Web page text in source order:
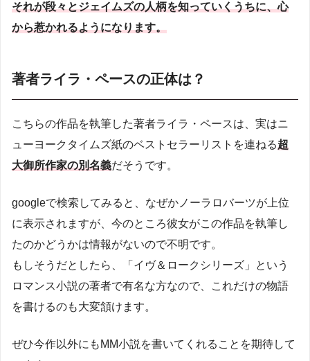
それが段々とジェイムズの人柄を知っていくうちに、心
から惹かれるようになります。
著者ライラ・ペースの正体は？
こちらの作品を執筆した著者ライラ・ペースは、実はニ
ューヨークタイムズ紙のベストセラーリストを連ねる超
大御所作家の別名義だそうです。
googleで検索してみると、なぜかノーラロバーツが上位
に表示されますが、今のところ彼女がこの作品を執筆し
たのかどうかは情報がないので不明です。
もしそうだとしたら、「イヴ＆ロークシリーズ」という
ロマンス小説の著者で有名な方なので、これだけの物語
を書けるのも大変頷けます。
ぜひ今作以外にもMM小説を書いてくれることを期待して